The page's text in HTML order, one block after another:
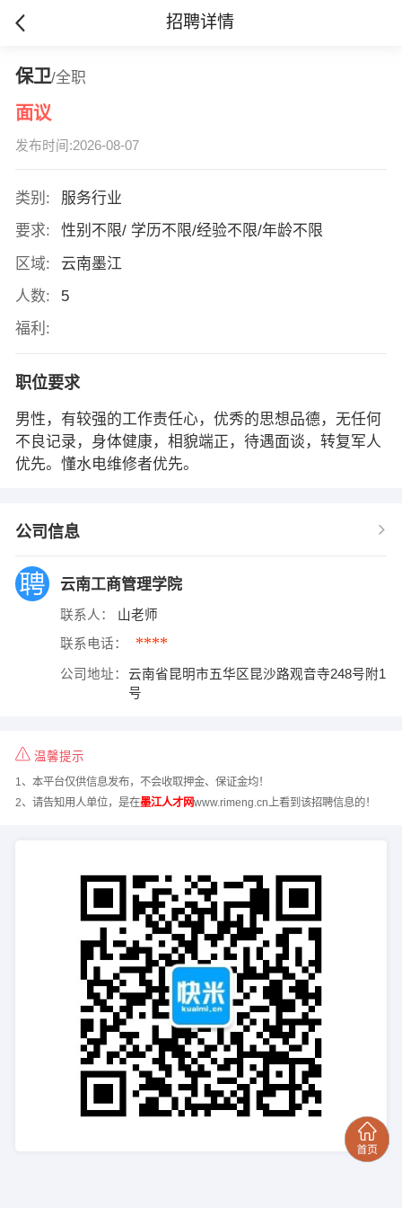
招聘详情
保卫/全职
面议
发布时间:2026-08-07
类别:
服务行业
要求:
性别不限/ 学历不限/经验不限/年龄不限
区域:
云南墨江
人数:
5
福利:
职位要求
男性，有较强的工作责任心，优秀的思想品德，无任何
不良记录，身体健康，相貌端正，待遇面谈，转复军人
优先。懂水电维修者优先。
公司信息
云南工商管理学院
联系人： 山老师
联系电话： ****
公司地址：
云南省昆明市五华区昆沙路观音寺248号附1
号
温馨提示
1、本平台仅供信息发布，不会收取押金、保证金均！
2、请告知用人单位，是在墨江人才网www.rimeng.cn上看到该招聘信息的！